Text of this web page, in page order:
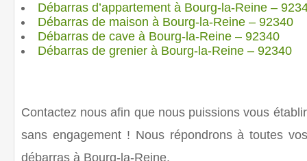
Débarras d’appartement à Bourg-la-Reine –
Débarras de maison à Bourg-la-Reine – 92340
Débarras de cave à Bourg-la-Reine – 92340
Débarras de grenier à Bourg-la-Reine – 92340
Contactez nous afin que nous puissions vous
sans engagement ! Nous répondrons à toutes
débarras à Bourg-la-Reine.